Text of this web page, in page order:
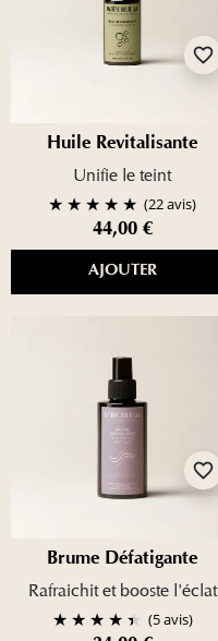
favorite_border
Huile Revitalisante
Unifie le teint
(22 avis)
44,00 €
AJOUTER
favorite_border
Brume Défatigante
Rafraichit et booste l'éclat
(5 avis)